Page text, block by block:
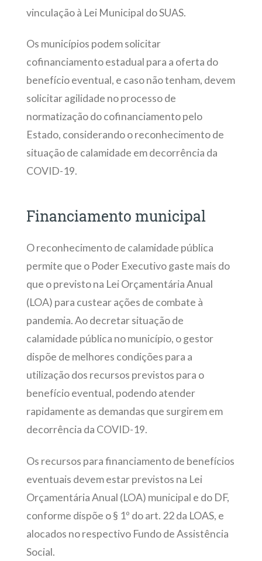
vinculação à Lei Municipal do SUAS.
Os municípios podem solicitar
cofinanciamento estadual para a oferta do
benefício eventual, e caso não tenham, devem
solicitar agilidade no processo de
normatização do cofinanciamento pelo
Estado, considerando o reconhecimento de
situação de calamidade em decorrência da
COVID-19.
Financiamento municipal
O reconhecimento de calamidade pública
permite que o Poder Executivo gaste mais do
que o previsto na Lei Orçamentária Anual
(LOA) para custear ações de combate à
pandemia. Ao decretar situação de
calamidade pública no município, o gestor
dispõe de melhores condições para a
utilização dos recursos previstos para o
benefício eventual, podendo atender
rapidamente as demandas que surgirem em
decorrência da COVID-19.
Os recursos para financiamento de benefícios
eventuais devem estar previstos na Lei
Orçamentária Anual (LOA) municipal e do DF,
conforme dispõe o § 1º do art. 22 da LOAS, e
alocados no respectivo Fundo de Assistência
Social.